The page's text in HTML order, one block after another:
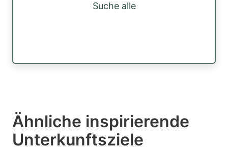
Suche alle
Ähnliche inspirierende
Unterkunftsziele